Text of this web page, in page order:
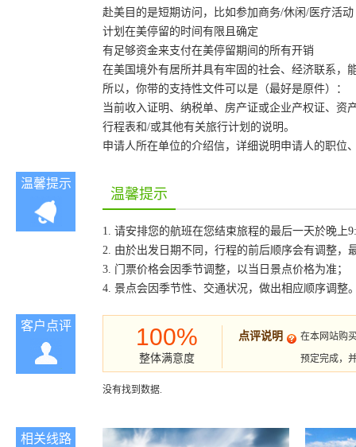
赴美目的是短期访问，比如参加商务/休闲/医疗活动
计划在美停留的时间有限且确定
有足够资金来支付在美停留期间的所有开销
在美国境外有居所并具有牢固的社会、经济联系，
所以，你带的支持性文件可以是（最好是原件）：
当前收入证明、纳税单、房产证或企业产权证、资
行程表和/或其他有关旅行计划的说明。
申请人所在单位的介绍信，详细说明申请人的职位
温馨提示
温馨提示
1. 请安排您的航班在您结束旅程的最后一天於晚上
2. 由於出发日期不同，行程的前后顺序会有调整，
3. 门票价格会因季节调整，以当日景点价格为准；
4. 景点会因季节性、交通状况，做出相应顺序调整
客户点评 100%
整体满意度
点评说明
在本网站购
预定完成，
没有找到数据.
相关线路